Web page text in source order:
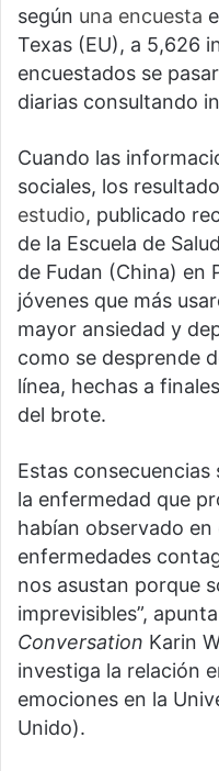
según una encuesta
Texas (EU), a 5,626
encuestados se
diarias consultando
Cuando las
sociales, los
estudio, publicado
de la Escuela de
de Fudan (China) en
jóvenes que más
mayor ansiedad y
como se desprende
línea, hechas a
del brote.
Estas
la enfermedad que
habían observado en
enfermedades
nos asustan porque
imprevisibles”,
Conversation Karin
investiga la relación
emociones en la
Unido).